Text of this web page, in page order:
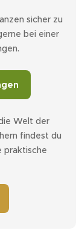
sicher zu
bei einer
Welt der
findest du
praktische